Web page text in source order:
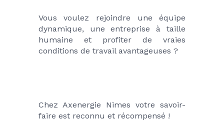
Vous voulez rejoindre une équipe
dynamique, une entreprise à taille
humaine et profiter de vraies
conditions de travail avantageuses ?
Chez Axenergie Nimes votre savoir-
faire est reconnu et récompensé !